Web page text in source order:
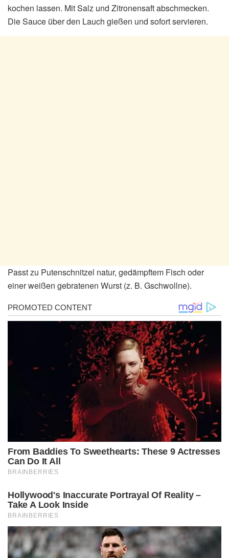
kochen lassen. Mit Salz und Zitronensaft abschmecken.
Die Sauce über den Lauch gießen und sofort servieren.
Passt zu Putenschnitzel natur, gedämpftem Fisch oder
einer weißen gebratenen Wurst (z. B. Gschwollne).